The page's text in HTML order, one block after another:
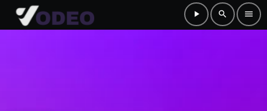
play_arrow search menu